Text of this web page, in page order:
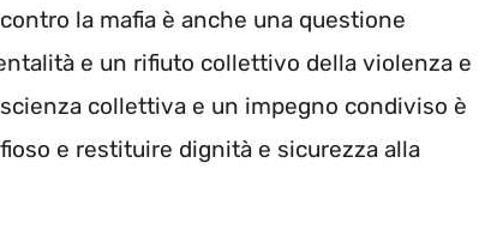
la mafia è anche una questione
e un rifiuto collettivo della violenza e
collettiva e un impegno condiviso è
e restituire dignità e sicurezza alla